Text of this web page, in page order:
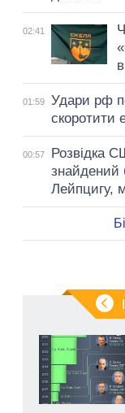
02:41
01:59
Удари рф
скоротити
00:57
Розвідка
знайдений
Лейпцигу,